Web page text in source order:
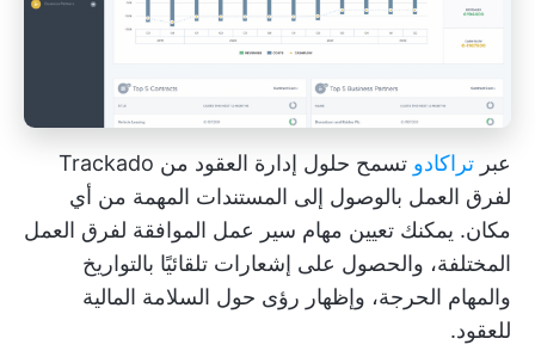
عبر تراكادو
تسمح حلول إدارة العقود من Trackado
لفرق العمل بالوصول إلى المستندات المهمة من أي
مكان. يمكنك تعيين مهام سير عمل الموافقة لفرق العمل
المختلفة، والحصول على إشعارات تلقائيًا بالتواريخ
والمهام الحرجة، وإظهار رؤى حول السلامة المالية
للعقود.